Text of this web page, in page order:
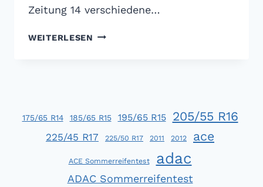
Zeitung 14 verschiedene…
WEITERLESEN GTÜ
GRÜSST D
URMELTIER
175/65 R14 185/65 R15 195/65 R15 205/55 R16
225/45 R17 225/50 R17 2011 2012 ace
ACE Sommerreifentest adac
ADAC Sommerreifentest